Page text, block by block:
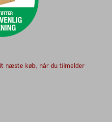
næste køb, når du tilmelder